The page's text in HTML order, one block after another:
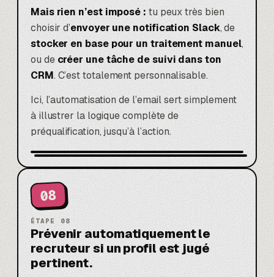
Mais rien n’est imposé : tu peux très bien
choisir d’envoyer une notification Slack, de
stocker en base pour un traitement manuel,
ou decréer une tâche de suivi dans ton
CRM. C’est totalement personnalisable.
Ici, l’automatisation de l’email sert simplement
à illustrer la logique complète de
préqualification, jusqu’à l’action.
08
ÉTAPE 08
Prévenir automatiquement le
recruteur si un profil est jugé
pertinent.